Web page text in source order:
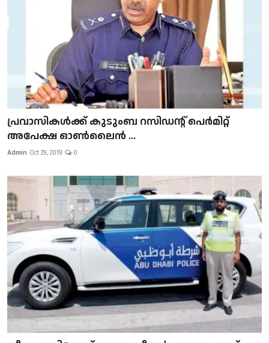
പ്രവാസികള്‍ക്ക് കുടുംബ റസിഡന്റ് പെർമിറ്റ്
അപേക്ഷ ഓൺലൈൻ ...
Admin Oct 29, 2019 0